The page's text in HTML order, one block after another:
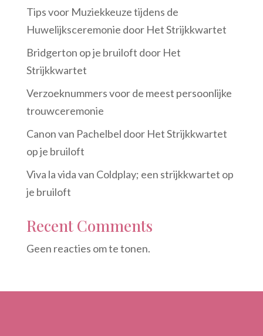
Tips voor Muziekkeuze tijdens de
Huwelijksceremonie door Het Strijkkwartet
Bridgerton op je bruiloft door Het
Strijkkwartet
Verzoeknummers voor de meest persoonlijke
trouwceremonie
Canon van Pachelbel door Het Strijkkwartet
op je bruiloft
Viva la vida van Coldplay; een strijkkwartet op
je bruiloft
Recent Comments
Geen reacties om te tonen.